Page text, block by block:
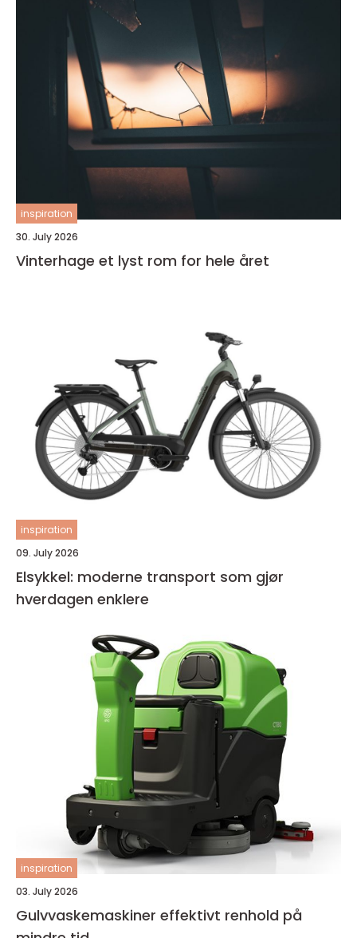
inspiration
30. July 2026
Vinterhage et lyst rom for hele året
inspiration
09. July 2026
Elsykkel: moderne transport som gjør
hverdagen enklere
inspiration
03. July 2026
Gulvvaskemaskiner effektivt renhold på